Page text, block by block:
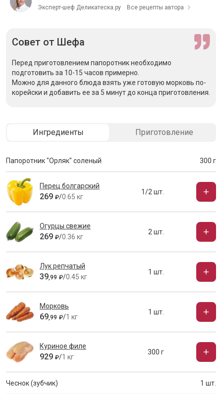
Эксперт-шеф Деликатеска.ру Все рецепты автора
Совет от Шефа
Перед приготовлением папоротник необходимо
подготовить за 10-15 часов примерно.
Можно для данного блюда взять уже готовую морковь по-
корейски и добавить ее за 5 минут до конца приготовления.
Ингредиенты Приготовление
Папоротник "Орляк" соленый 300 г
Перец болгарский
269 ₽/0.65 кг
1/2 шт.
Огурцы свежие
269 ₽/0.36 кг
2 шт.
Лук репчатый
39,99 ₽/0.45 кг
1 шт.
Морковь
69,99 ₽/1 кг
1 шт.
Куриное филе
929 ₽/1 кг
300 г
Чеснок (зубчик) 1 шт.